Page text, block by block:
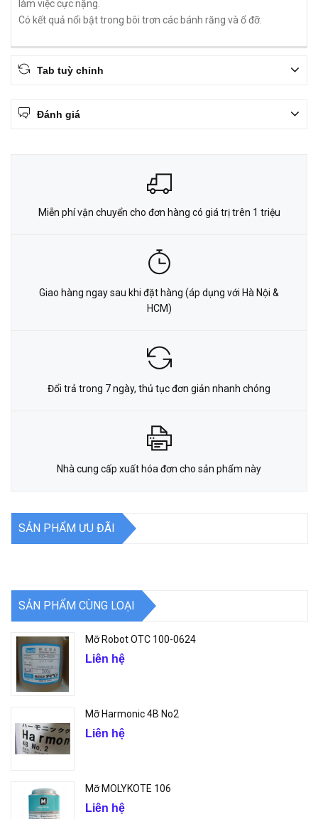
làm việc cực nặng.
Có kết quả nổi bật trong bôi trơn các bánh răng và ổ đỡ.
Tab tuỳ chỉnh
Đánh giá
Miễn phí vận chuyển cho đơn hàng có giá trị trên 1 triệu
Giao hàng ngay sau khi đặt hàng (áp dụng với Hà Nội &
HCM)
Đổi trả trong 7 ngày, thủ tục đơn giản nhanh chóng
Nhà cung cấp xuất hóa đơn cho sản phẩm này
SẢN PHẨM ƯU ĐÃI
SẢN PHẨM CÙNG LOẠI
Mỡ Robot OTC 100-0624
Liên hệ
Mỡ Harmonic 4B No2
Liên hệ
Mỡ MOLYKOTE 106
Liên hệ